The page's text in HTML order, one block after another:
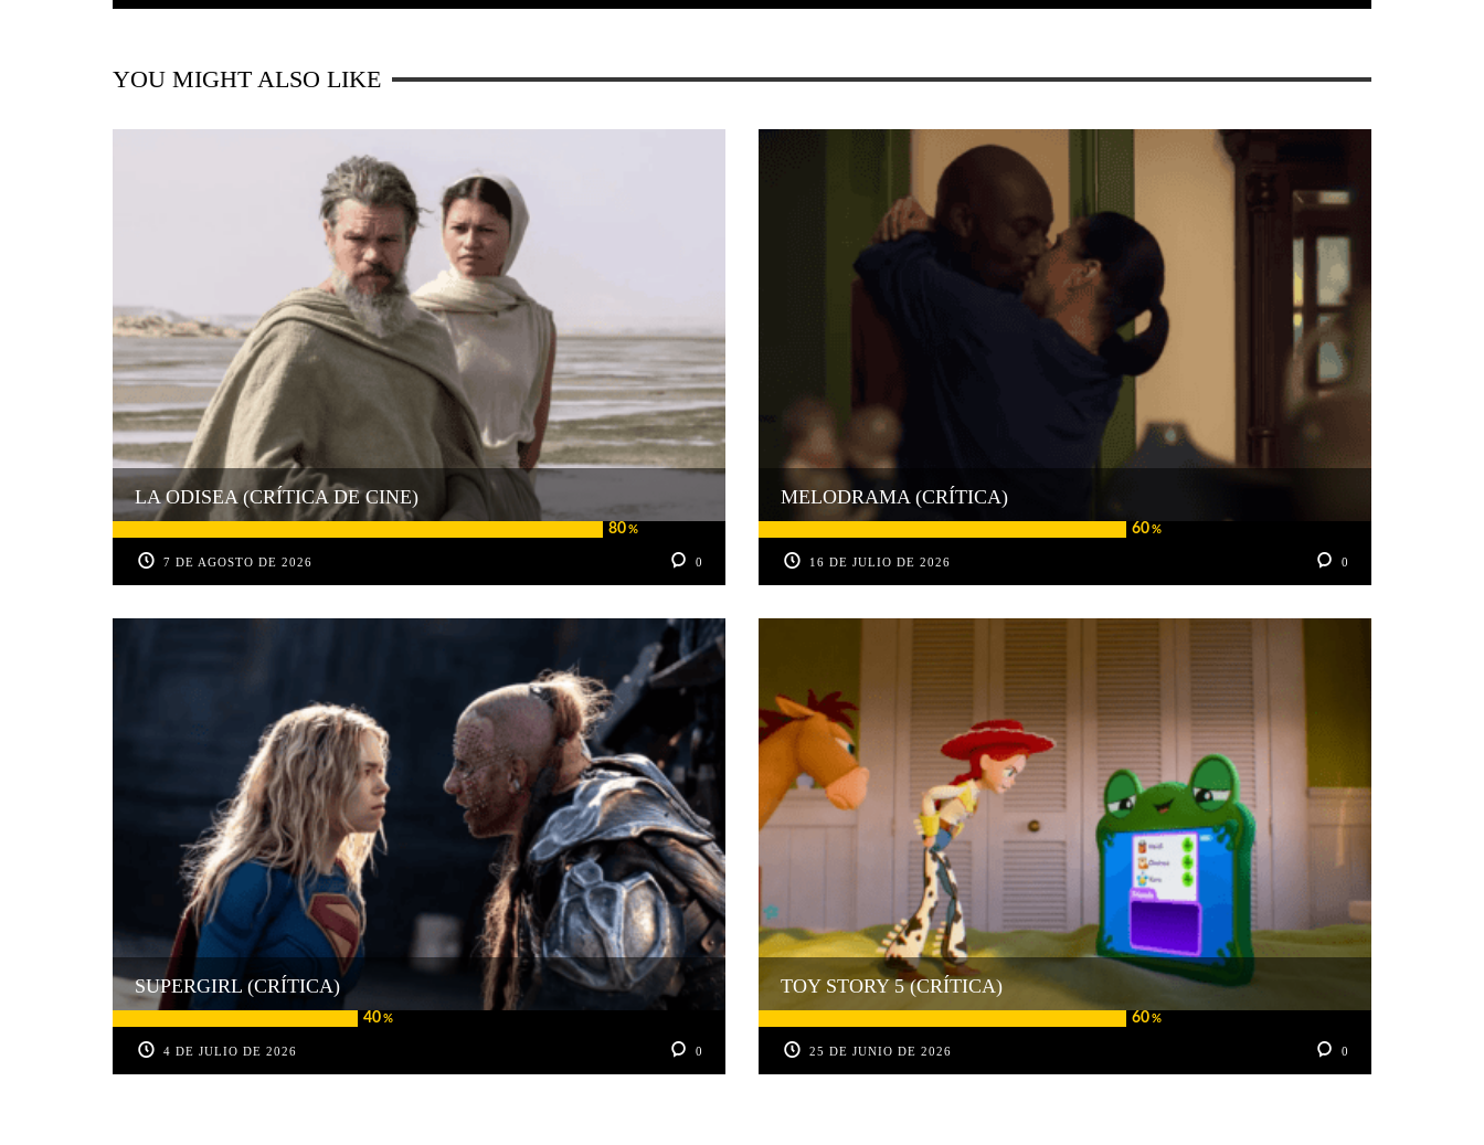
YOU MIGHT ALSO LIKE
80%
LA ODISEA (CRÍTICA DE CINE)
7 DE AGOSTO DE 2026 0
60%
MELODRAMA (CRÍTICA)
16 DE JULIO DE 2026 0
40%
SUPERGIRL (CRÍTICA)
4 DE JULIO DE 2026 0
60%
TOY STORY 5 (CRÍTICA)
25 DE JUNIO DE 2026 0